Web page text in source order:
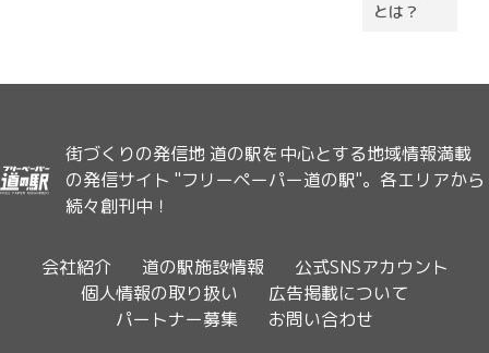
とは？
街づくりの発信地 道の駅を中心とする地域情報満載
の発信サイト "フリーペーパー道の駅"。各エリアから
続々創刊中！
会社紹介 道の駅施設情報
公式SNSアカウント
個人情報の取り扱い
広告掲載について
パートナー募集
お問い合わせ